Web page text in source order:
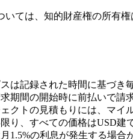
いては、知的財産権の所有
は記録された時間に基づき
期間の開始時に前払いで請
クトの見積もりには、マイ
り、すべての価格はUSD建
1.5%の利息が発生する場合